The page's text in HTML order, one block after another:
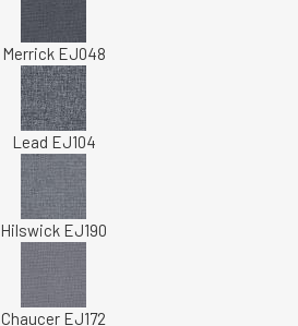
Merrick EJ048
Lead EJ104
Hilswick EJ190
Chaucer EJ172